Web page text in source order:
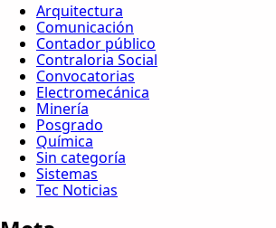
Arquitectura
Comunicación
Contador público
Contraloria Social
Convocatorias
Electromecánica
Minería
Posgrado
Química
Sin categoría
Sistemas
Tec Noticias